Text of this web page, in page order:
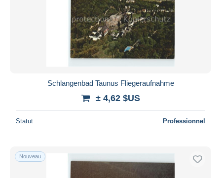
Schlangenbad Taunus Fliegeraufnahme
± 4,62 $US
Statut Professionnel
Nouveau